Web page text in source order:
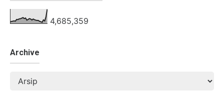
4,685,359
Archive